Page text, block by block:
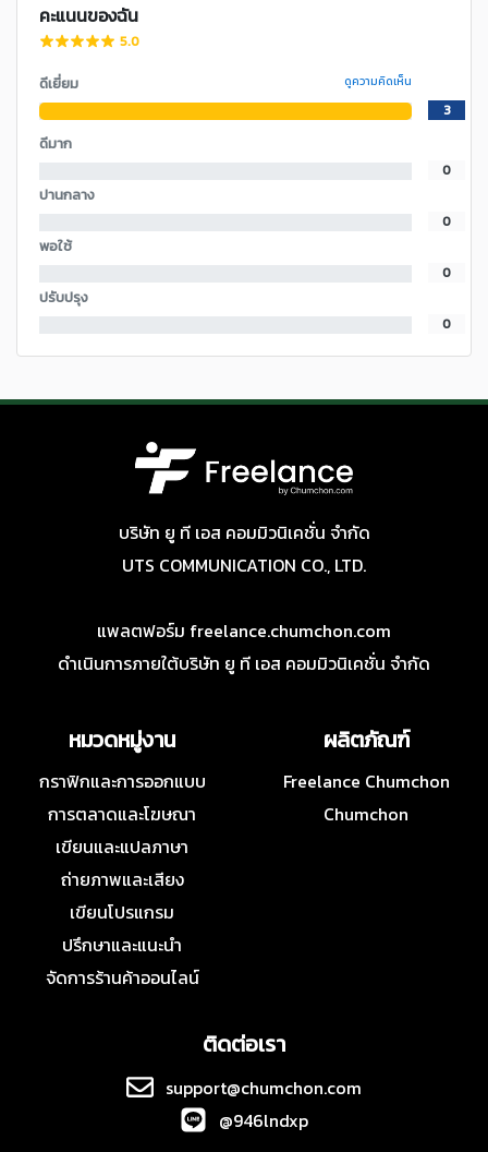
คะแนนของฉัน
5.0
ดีเยี่ยม ดูความคิดเห็น
3
ดีมาก
0
ปานกลาง
0
พอใช้
0
ปรับปรุง
0
บริษัท ยู ที เอส คอมมิวนิเคชั่น จำกัด
UTS COMMUNICATION CO., LTD.
แพลตฟอร์ม freelance.chumchon.com
ดำเนินการภายใต้บริษัท ยู ที เอส คอมมิวนิเคชั่น จำกัด
หมวดหมู่งาน
กราฟิกและการออกแบบ
การตลาดและโฆษณา
เขียนและแปลภาษา
ถ่ายภาพและเสียง
เขียนโปรแกรม
ปรึกษาและแนะนำ
จัดการร้านค้าออนไลน์
ผลิตภัณฑ์
Freelance Chumchon
Chumchon
ติดต่อเรา
support@chumchon.com
@946lndxp